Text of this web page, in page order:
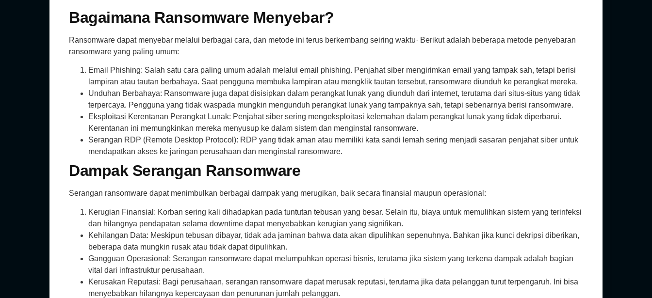
Bagaimana Ransomware Menyebar?
Ransomware dapat menyebar melalui berbagai cara, dan metode ini terus berkembang seiring waktu· Berikut adalah beberapa metode penyebaran
ransomware yang paling umum:
Email Phishing: Salah satu cara paling umum adalah melalui email phishing. Penjahat siber mengirimkan email yang tampak sah, tetapi berisi
lampiran atau tautan berbahaya. Saat pengguna membuka lampiran atau mengklik tautan tersebut, ransomware diunduh ke perangkat mereka.
Unduhan Berbahaya: Ransomware juga dapat disisipkan dalam perangkat lunak yang diunduh dari internet, terutama dari situs-situs yang tidak
terpercaya. Pengguna yang tidak waspada mungkin mengunduh perangkat lunak yang tampaknya sah, tetapi sebenarnya berisi ransomware.
Eksploitasi Kerentanan Perangkat Lunak: Penjahat siber sering mengeksploitasi kelemahan dalam perangkat lunak yang tidak diperbarui.
Kerentanan ini memungkinkan mereka menyusup ke dalam sistem dan menginstal ransomware.
Serangan RDP (Remote Desktop Protocol): RDP yang tidak aman atau memiliki kata sandi lemah sering menjadi sasaran penjahat siber untuk
mendapatkan akses ke jaringan perusahaan dan menginstal ransomware.
Dampak Serangan Ransomware
Serangan ransomware dapat menimbulkan berbagai dampak yang merugikan, baik secara finansial maupun operasional:
Kerugian Finansial: Korban sering kali dihadapkan pada tuntutan tebusan yang besar. Selain itu, biaya untuk memulihkan sistem yang terinfeksi
dan hilangnya pendapatan selama downtime dapat menyebabkan kerugian yang signifikan.
Kehilangan Data: Meskipun tebusan dibayar, tidak ada jaminan bahwa data akan dipulihkan sepenuhnya. Bahkan jika kunci dekripsi diberikan,
beberapa data mungkin rusak atau tidak dapat dipulihkan.
Gangguan Operasional: Serangan ransomware dapat melumpuhkan operasi bisnis, terutama jika sistem yang terkena dampak adalah bagian
vital dari infrastruktur perusahaan.
Kerusakan Reputasi: Bagi perusahaan, serangan ransomware dapat merusak reputasi, terutama jika data pelanggan turut terpengaruh. Ini bisa
menyebabkan hilangnya kepercayaan dan penurunan jumlah pelanggan.